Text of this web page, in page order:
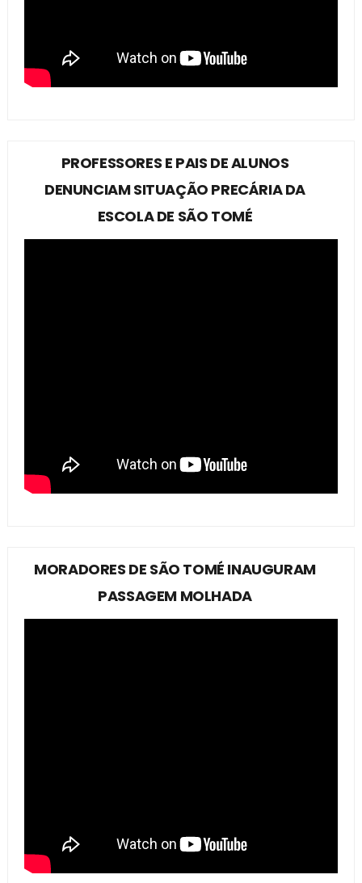
PROFESSORES E PAIS DE ALUNOS
DENUNCIAM SITUAÇÃO PRECÁRIA DA
ESCOLA DE SÃO TOMÉ
MORADORES DE SÃO TOMÉ INAUGURAM
PASSAGEM MOLHADA